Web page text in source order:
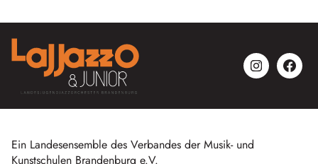
Ein Landesensemble des Verbandes der Musik- und
Kunstschulen Brandenburg e.V.